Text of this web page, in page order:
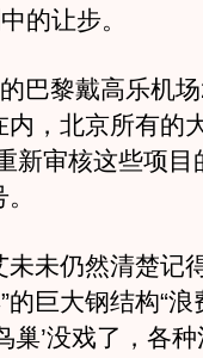
的让步。
黎戴高乐机场
内，北京所有的
新审核这些项目
未仍然清楚记
巨大钢结构“浪
巢’没戏了，各